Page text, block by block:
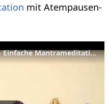
mit Atempausen-
2b - Lange Praxis (2. Woche) - Einfache Mantrameditation mit Atempause - Yoga Vidya Meditationskurs